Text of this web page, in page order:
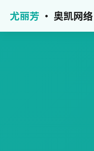
尤丽芳 · 奥凯网络